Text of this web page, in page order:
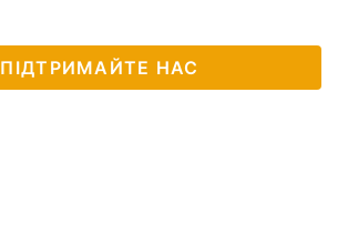
ПІДТРИМАЙТЕ НАС